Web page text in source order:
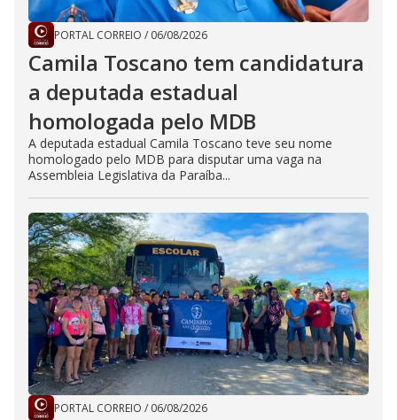
PORTAL CORREIO / 06/08/2026
Camila Toscano tem candidatura
a deputada estadual
homologada pelo MDB
A deputada estadual Camila Toscano teve seu nome
homologado pelo MDB para disputar uma vaga na
Assembleia Legislativa da Paraíba...
PORTAL CORREIO / 06/08/2026